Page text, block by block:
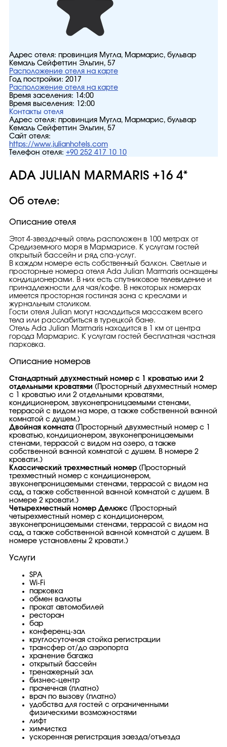
Адрес отеля: провинция Мугла, Мармарис, бульвар
Кемаль Сейфеттин Эльгин, 57
Расположение отеля на карте
Год постройки: 2017
Расположение отеля на карте
Время заселения:
14:00
Время выселения:
12:00
Контакты отеля
Адрес отеля: провинция Мугла, Мармарис, бульвар
Кемаль Сейфеттин Эльгин, 57
Сайт отеля:
https://www.julianhotels.com
Телефон отеля: +90 252 417 10 10
ADA JULIAN MARMARIS +16 4*
Об отеле:
Описание отеля
Этот 4-звездочный отель расположен в 100 метрах от
Средиземного моря в Мармарисе. К услугам гостей
открытый бассейн и ряд спа-услуг.
В каждом номере есть собственный балкон. Светлые и
просторные номера отеля Ada Julian Marmaris оснащены
кондиционерами. В них есть спутниковое телевидение и
принадлежности для чая/кофе. В некоторых номерах
имеется просторная гостиная зона с креслами и
журнальным столиком.
Гости отеля Julian могут насладиться массажем всего
тела или расслабиться в турецкой бане.
Отель Ada Julian Marmaris находится в 1 км от центра
города Мармарис. К услугам гостей бесплатная частная
парковка.
Описание номеров
Стандартный двухместный номер с 1 кроватью или 2
отдельными кроватями (Просторный двухместный номер
с 1 кроватью или 2 отдельными кроватями,
кондиционером, звуконепроницаемыми стенами,
террасой с видом на море, а также собственной ванной
комнатой с душем.)
Двойная комната (Просторный двухместный номер с 1
кроватью, кондиционером, звуконепроницаемыми
стенами, террасой с видом на озеро, а также
собственной ванной комнатой с душем. В номере 2
кровати.)
Классический трехместный номер (Просторный
трехместный номер с кондиционером,
звуконепроницаемыми стенами, террасой с видом на
сад, а также собственной ванной комнатой с душем. В
номере 2 кровати.)
Четырехместный номер Делюкс (Просторный
четырехместный номер с кондиционером,
звуконепроницаемыми стенами, террасой с видом на
сад, а также собственной ванной комнатой с душем. В
номере установлены 2 кровати.)
Услуги
SPA
Wi-Fi
парковка
обмен валюты
прокат автомобилей
ресторан
бар
конференц-зал
круглосуточная стойка регистрации
трансфер от/до аэропорта
хранение багажа
открытый бассейн
тренажерный зал
бизнес-центр
прачечная (платно)
врач по вызову (платно)
удобства для гостей с ограниченными
физическими возможностями
лифт
химчистка
ускоренная регистрация заезда/отъезда